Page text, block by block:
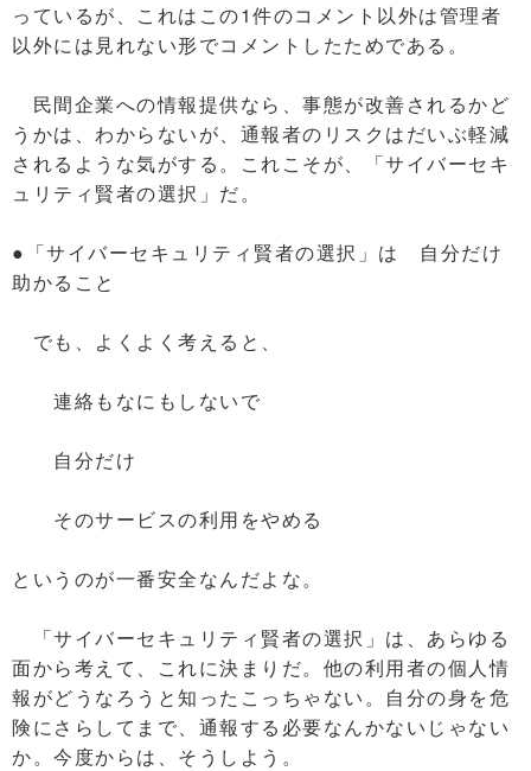
っているが、これはこの1件のコメント以外は管理者
以外には見れない形でコメントしたためである。
民間企業への情報提供なら、事態が改善されるかど
うかは、わからないが、通報者のリスクはだいぶ軽減
されるような気がする。これこそが、「サイバーセキ
ュリティ賢者の選択」だ。
●「サイバーセキュリティ賢者の選択」は 自分だけ
助かること
でも、よくよく考えると、
連絡もなにもしないで
自分だけ
そのサービスの利用をやめる
というのが一番安全なんだよな。
「サイバーセキュリティ賢者の選択」は、あらゆる
面から考えて、これに決まりだ。他の利用者の個人情
報がどうなろうと知ったこっちゃない。自分の身を危
険にさらしてまで、通報する必要なんかないじゃない
か。今度からは、そうしよう。